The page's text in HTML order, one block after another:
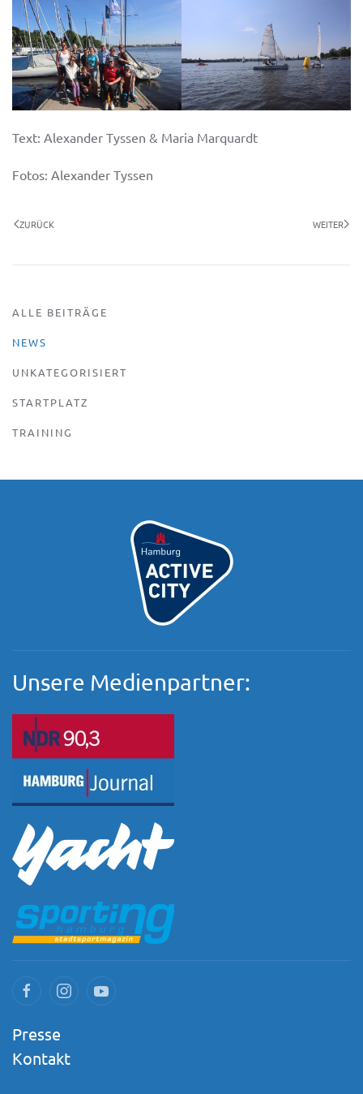
Text: Alexander Tyssen & Maria Marquardt
Fotos: Alexander Tyssen
ZURÜCK WEITER
ALLE BEITRÄGE
NEWS
UNKATEGORISIERT
STARTPLATZ
TRAINING
Unsere Medienpartner:
Presse
Kontakt